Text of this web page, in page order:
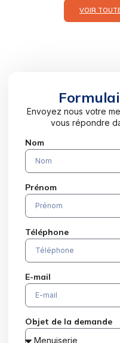
VOIR
Envoyez nous votre
vous répondre
Nom
Prénom
Téléphone
E-mail
Objet de la demande